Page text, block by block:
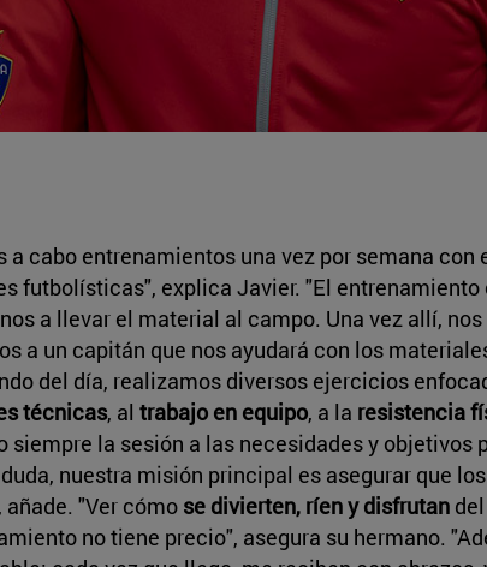
a cabo entrenamientos una vez por semana con
futbolísticas", explica Javier. "El
a llevar el material al campo. Una vez allí,
a un capitán que nos ayudará con los
del día, realizamos diversos ejercicios
técnicas, altrabajo en equipo, a la resistencia
siempre la sesión a las necesidades y objetivos
nuestra misión principal es asegurar que
"Ver cómo se divierten, ríen y disfrutan
no tiene precio", asegura su hermano.